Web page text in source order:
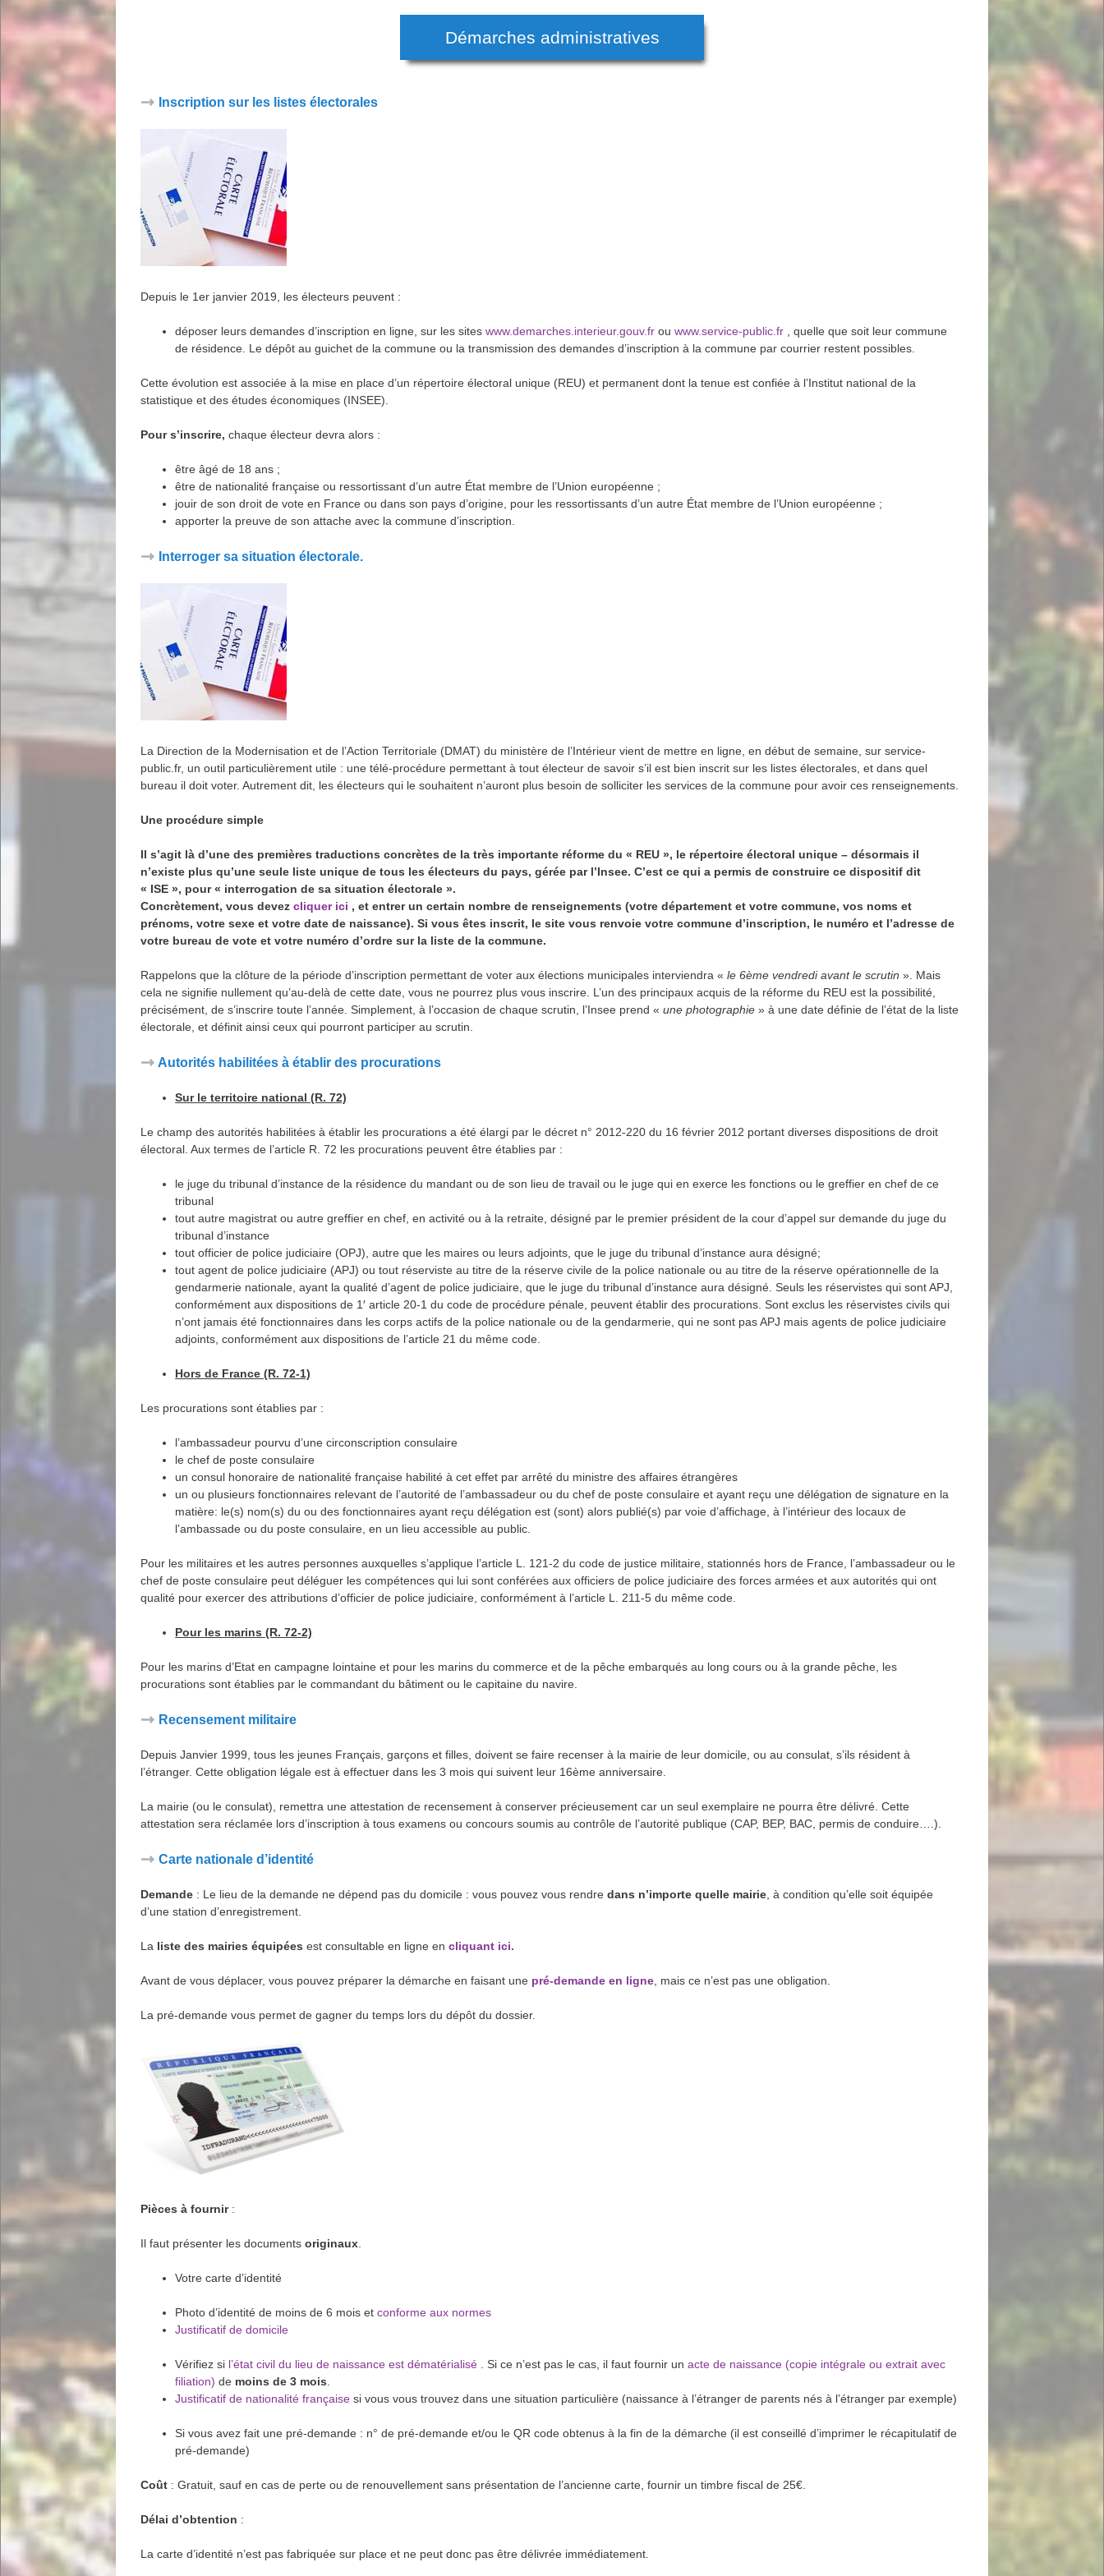
Démarches administratives
Inscription sur les listes électorales
Depuis le 1er janvier 2019, les électeurs peuvent :
déposer leurs demandes d’inscription en ligne, sur les siteswww.demarches.interieur.gouv.fr ouwww.service-public.fr , quelle que soit leur commune
de résidence. Le dépôt au guichet de la commune ou la transmission des demandes d’inscription à la commune par courrier restent possibles.
Cette évolution est associée à la mise en place d’un répertoire électoral unique (REU) et permanent dont la tenue est confiée à l’Institut national de la
statistique et des études économiques (INSEE).
Pour s’inscrire,chaque électeur devra alors :
être âgé de 18 ans ;
être de nationalité française ou ressortissant d’un autre État membre de l’Union européenne ;
jouir de son droit de vote en France ou dans son pays d’origine, pour les ressortissants d’un autre État membre de l’Union européenne ;
apporter la preuve de son attache avec la commune d’inscription.
Interroger sa situation électorale.
La Direction de la Modernisation et de l’Action Territoriale (DMAT) du ministère de l’Intérieur vient de mettre en ligne, en début de semaine, sur service-
public.fr, un outil particulièrement utile : une télé-procédure permettant à tout électeur de savoir s’il est bien inscrit sur les listes électorales, et dans quel
bureau il doit voter. Autrement dit, les électeurs qui le souhaitent n’auront plus besoin de solliciter les services de la commune pour avoir ces renseignements.
Une procédure simple
Il s’agit là d’une des premières traductions concrètes de la très importante réforme du « REU », le répertoire électoral unique – désormais il
n’existe plus qu’une seule liste unique de tous les électeurs du pays, gérée par l’Insee. C’est ce qui a permis de construire ce dispositif dit
« ISE », pour « interrogation de sa situation électorale ».
Concrètement, vous devezcliquer ici , et entrer un certain nombre de renseignements (votre département et votre commune, vos noms et
prénoms, votre sexe et votre date de naissance). Si vous êtes inscrit, le site vous renvoie votre commune d’inscription, le numéro et l’adresse de
votre bureau de vote et votre numéro d’ordre sur la liste de la commune.
Rappelons que la clôture de la période d’inscription permettant de voter aux élections municipales interviendra «le 6ème vendredi avant le scrutin ». Mais
cela ne signifie nullement qu’au-delà de cette date, vous ne pourrez plus vous inscrire. L’un des principaux acquis de la réforme du REU est la possibilité,
précisément, de s’inscrire toute l’année. Simplement, à l’occasion de chaque scrutin, l’Insee prend «une photographie» à une date définie de l’état de la liste
électorale, et définit ainsi ceux qui pourront participer au scrutin.
Autorités habilitées à établir des procurations
Sur le territoire national (R. 72)
Le champ des autorités habilitées à établir les procurations a été élargi par le décret n° 2012-220 du 16 février 2012 portant diverses dispositions de droit
électoral. Aux termes de l’article R. 72 les procurations peuvent être établies par :
le juge du tribunal d’instance de la résidence du mandant ou de son lieu de travail ou le juge qui en exerce les fonctions ou le greffier en chef de ce
tribunal
tout autre magistrat ou autre greffier en chef, en activité ou à la retraite, désigné par le premier président de la cour d’appel sur demande du juge du
tribunal d’instance
tout officier de police judiciaire (OPJ), autre que les maires ou leurs adjoints, que le juge du tribunal d’instance aura désigné;
tout agent de police judiciaire (APJ) ou tout réserviste au titre de la réserve civile de la police nationale ou au titre de la réserve opérationnelle de la
gendarmerie nationale, ayant la qualité d’agent de police judiciaire, que le juge du tribunal d’instance aura désigné. Seuls les réservistes qui sont APJ,
conformément aux dispositions de 1′ article 20-1 du code de procédure pénale, peuvent établir des procurations. Sont exclus les réservistes civils qui
n’ont jamais été fonctionnaires dans les corps actifs de la police nationale ou de la gendarmerie, qui ne sont pas APJ mais agents de police judiciaire
adjoints, conformément aux dispositions de l’article 21 du même code.
Hors de France (R. 72-1)
Les procurations sont établies par :
l’ambassadeur pourvu d’une circonscription consulaire
le chef de poste consulaire
un consul honoraire de nationalité française habilité à cet effet par arrêté du ministre des affaires étrangères
un ou plusieurs fonctionnaires relevant de l’autorité de l’ambassadeur ou du chef de poste consulaire et ayant reçu une délégation de signature en la
matière: le(s) nom(s) du ou des fonctionnaires ayant reçu délégation est (sont) alors publié(s) par voie d’affichage, à l’intérieur des locaux de
l’ambassade ou du poste consulaire, en un lieu accessible au public.
Pour les militaires et les autres personnes auxquelles s’applique l’article L. 121-2 du code de justice militaire, stationnés hors de France, l’ambassadeur ou le
chef de poste consulaire peut déléguer les compétences qui lui sont conférées aux officiers de police judiciaire des forces armées et aux autorités qui ont
qualité pour exercer des attributions d’officier de police judiciaire, conformément à l’article L. 211-5 du même code.
Pour les marins (R. 72-2)
Pour les marins d’Etat en campagne lointaine et pour les marins du commerce et de la pêche embarqués au long cours ou à la grande pêche, les
procurations sont établies par le commandant du bâtiment ou le capitaine du navire.
Recensement militaire
Depuis Janvier 1999, tous les jeunes Français, garçons et filles, doivent se faire recenser à la mairie de leur domicile, ou au consulat, s’ils résident à
l’étranger. Cette obligation légale est à effectuer dans les 3 mois qui suivent leur 16ème anniversaire.
La mairie (ou le consulat), remettra une attestation de recensement à conserver précieusement car un seul exemplaire ne pourra être délivré. Cette
attestation sera réclamée lors d’inscription à tous examens ou concours soumis au contrôle de l’autorité publique (CAP, BEP, BAC, permis de conduire….).
Carte nationale d’identité
Demande : Le lieu de la demande ne dépend pas du domicile : vous pouvez vous rendredans n’importe quelle mairie , à condition qu’elle soit équipée
d’une station d’enregistrement.
La liste des mairies équipées est consultable en ligne encliquant ici.
Avant de vous déplacer, vous pouvez préparer la démarche en faisant une pré-demande en ligne , mais ce n’est pas une obligation.
La pré-demande vous permet de gagner du temps lors du dépôt du dossier.
Pièces à fournir:
Il faut présenter les documentsoriginaux
Votre carte d’identité
Photo d’identité de moins de 6 mois etconforme aux normes
Justificatif de domicile
Vérifiez si l’état civil du lieu de naissance est dématérialisé . Si ce n’est pas le cas, il faut fournir unacte de naissance (copie intégrale ou extrait avec
filiation) de moins de 3 mois
Justificatif de nationalité française si vous vous trouvez dans une situation particulière (naissance à l’étranger de parents nés à l’étranger par exemple)
Si vous avez fait une pré-demande : n° de pré-demande et/ou le QR code obtenus à la fin de la démarche (il est conseillé d’imprimer le récapitulatif de
pré-demande)
Coût : Gratuit, sauf en cas de perte ou de renouvellement sans présentation de l’ancienne carte, fournir un timbre fiscal de 25€.
Délai d’obtention :
La carte d’identité n’est pas fabriquée sur place et ne peut donc pas être délivrée immédiatement.